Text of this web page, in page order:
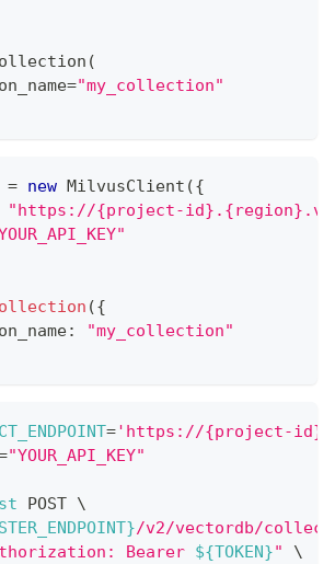
(
="my_collection"
= new MilvusClient ({
"https://{project-
({
:
"my_collection"
='https://{project-
"YOUR_API_KEY"
POST \
/v2/vectordb/
Bearer ${TOKEN}"
\